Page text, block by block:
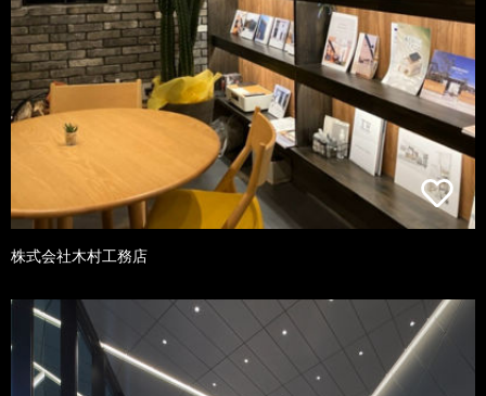
株式会社木村工務店